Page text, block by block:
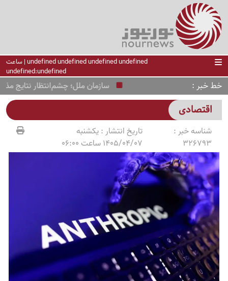
undefined undefined undefined undefined | ساعت
undefined:undefined
خط خبر سازمان ملل؛ چشم‌انتظار نتایج
اقتصادی
شناسه خبر :
326793
تاریخ انتشار :یکشنبه
1405/04/07 ساعت 06:00